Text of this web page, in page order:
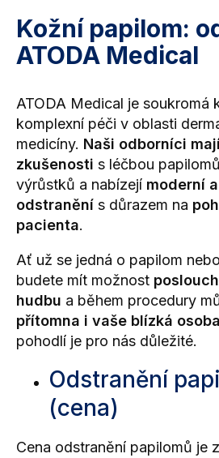
Kožní papilom:
ATODA Medical
ATODA Medical je soukromá
komplexní péči v oblasti
medicíny. Naši odborníci
zkušenosti s léčbou
výrůstků a nabízejí moderní
odstranění s důrazem na
pacienta.
Ať už se jedná o papilom nebo
budete mít možnost
hudbu a během procedury
přítomna i vaše blízká
pohodlí je pro nás důležité.
Odstranění
(cena)
Cena odstranění papilomů je